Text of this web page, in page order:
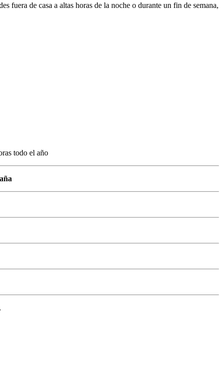
fuera de casa a altas horas de la noche o durante un fin de semana,
todo el año